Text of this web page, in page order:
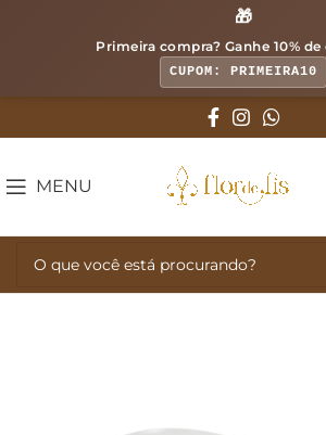
🎁
Primeira compra? Ganhe 10%
CUPOM: PRIMEIRA10
MENU